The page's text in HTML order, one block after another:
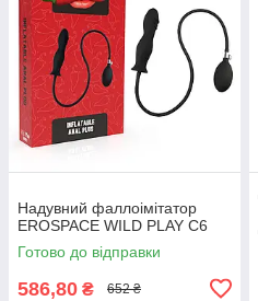
Надувний фаллоімітатор
EROSPACE WILD PLAY C6
Готово до відправки
586,80 ₴ 652 ₴